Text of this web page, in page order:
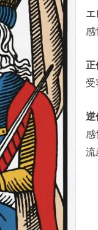
正
逆
流